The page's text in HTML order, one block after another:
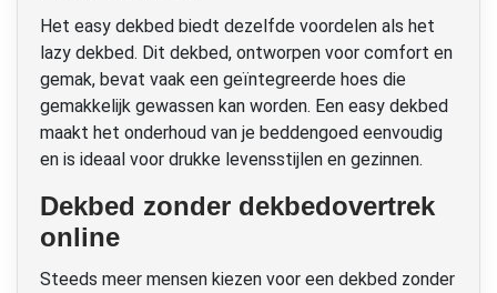
Het easy dekbed biedt dezelfde voordelen als het
lazy dekbed. Dit dekbed, ontworpen voor comfort en
gemak, bevat vaak een geïntegreerde hoes die
gemakkelijk gewassen kan worden. Een easy dekbed
maakt het onderhoud van je beddengoed eenvoudig
en is ideaal voor drukke levensstijlen en gezinnen.
Dekbed zonder dekbedovertrek
online
Steeds meer mensen kiezen voor een dekbed zonder